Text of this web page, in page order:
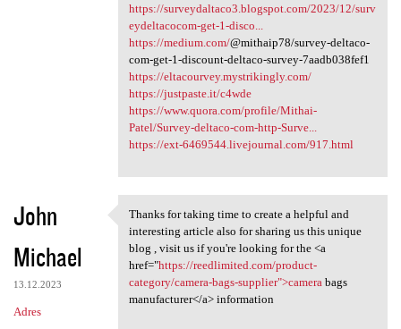
https://surveydaltaco3.blogspot.com/2023/12/surv
eydeltacocom-get-1-disco...
https://medium.com/@mithaip78/survey-deltaco-
com-get-1-discount-deltaco-survey-7aadb038fef1
https://eltacourvey.mystrikingly.com/
https://justpaste.it/c4wde
https://www.quora.com/profile/Mithai-
Patel/Survey-deltaco-com-http-Surve...
https://ext-6469544.livejournal.com/917.html
John
Michael
13.12.2023
Adres
Thanks for taking time to
Thanks for taking time to create a helpful and
interesting article also for sharing us this unique
blog , visit us if you're looking for the <a
href="https://reedlimited.com/product-
category/camera-bags-supplier">camerabags
manufacturer</a> information